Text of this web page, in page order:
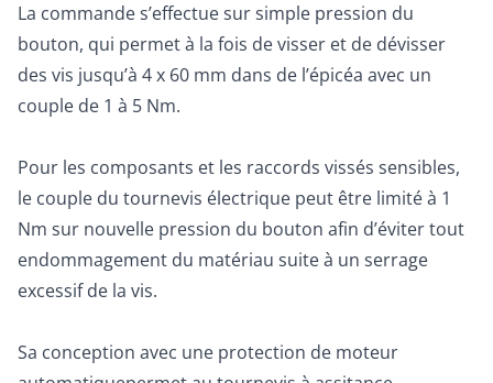
La commande s’effectue sur simple pression du
bouton, qui permet à la fois de visser et de dévisser
des vis jusqu’à 4 x 60 mm dans de l’épicéa avec un
couple de 1 à 5 Nm.
Pour les composants et les raccords vissés sensibles,
le couple du tournevis électrique peut être limité à 1
Nm sur nouvelle pression du bouton afin d’éviter tout
endommagement du matériau suite à un serrage
excessif de la vis.
Sa conception avec une protection de moteur